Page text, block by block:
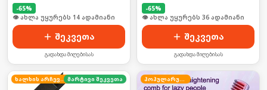
-65%
🛒 ბოლო 24სთ-ში იყიდა 22-მა
შეკვეთა
გადახდა მიღებისას
-65%
🛒 ბოლო 24სთ-ში იყიდა 48-მა
შეკვეთა
გადახდა მიღებისას
ხალხის არჩევანი მარტივი შეკვეთა პოპულარული